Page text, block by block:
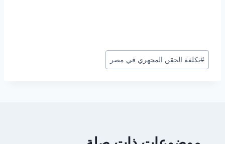
وسوم
المقال:
#تكلفة الحقن المجهري في مصر